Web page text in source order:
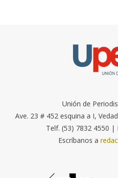
Unión de
Ave. 23 # 452 esquina a I,
Telf. (53) 7832 4550 |
Escríbanos a